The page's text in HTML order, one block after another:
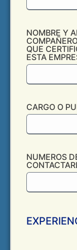
NOMBRE Y
QUE
ESTA
CARGO O
NUMEROS